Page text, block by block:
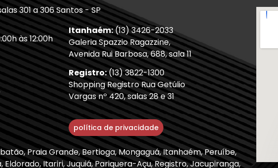
301 a 306 Santos - SP
às 12:00h
Itanhaém:(13) 3426-2033
Galeria Spazzio Ragazzine,
Avenida Rui Barbosa, 688, sala 11
Registro:(13) 3822-1300
Shopping Registro Rua Getúlio
Vargas nº 420, salas 28 e 31
política de privacidade
Praia Grande, Bertioga, Mongaguá, Itanhaém, Peruíbe,
Eldorado, Itariri, Juquiá, Pariquera-Açu, Registro, Jacupiranga,